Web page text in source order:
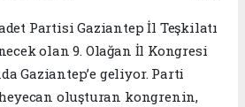
Partisi Gaziantep İl Teşkilatı
olan 9. Olağan İl Kongresi
Gaziantep’e geliyor. Parti
oluşturan kongrenin,